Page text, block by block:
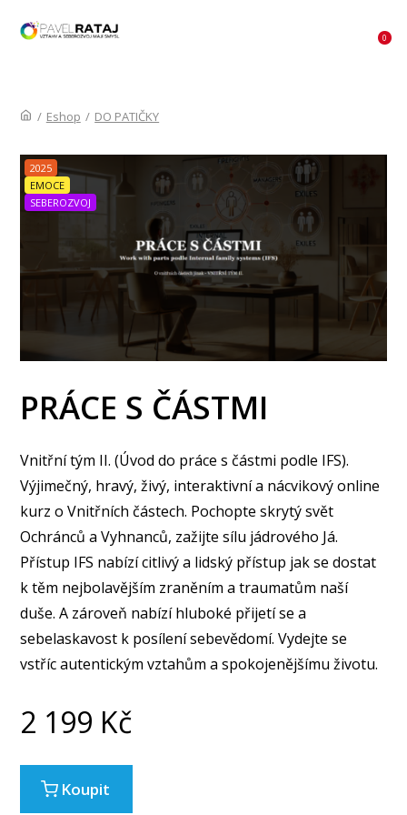
0
/ Eshop / DO PATIČKY
2025
EMOCE
SEBEROZVOJ
PRÁCE S ČÁSTMI
Vnitřní tým II. (Úvod do práce s částmi podle IFS).
Výjimečný, hravý, živý, interaktivní a nácvikový online
kurz o Vnitřních částech. Pochopte skrytý svět
Ochránců a Vyhnanců, zažijte sílu jádrového Já.
Přístup IFS nabízí citlivý a lidský přístup jak se dostat
k těm nejbolavějším zraněním a traumatům naší
duše. A zároveň nabízí hluboké přijetí se a
sebelaskavost k posílení sebevědomí. Vydejte se
vstříc autentickým vztahům a spokojenějšímu životu.
2 199 Kč
Koupit